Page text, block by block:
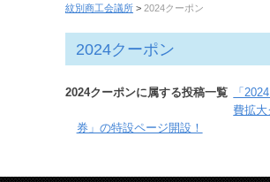
紋別商工会議所 > 2024クーポン
2024クーポン
2024クーポンに属する投稿一覧
「
費拡大
券」の特設ページ開設！